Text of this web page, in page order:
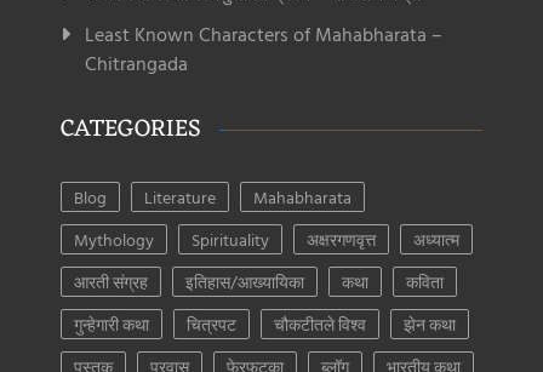
Least Known Characters of Mahabharata –
Chitrangada
CATEGORIES
Blog Literature
Mahabharata
Mythology
Spirituality अक्षरगणवृत्त
अध्यात्म
आरती संग्रह
इतिहास/आख्यायिका कथा
कविता
गुन्हेगारी कथा
चित्रपट चौकटीतले विश्व
झेन कथा
पुस्तक
प्रवास फेरफटका ब्लॉग
भारतीय कथा